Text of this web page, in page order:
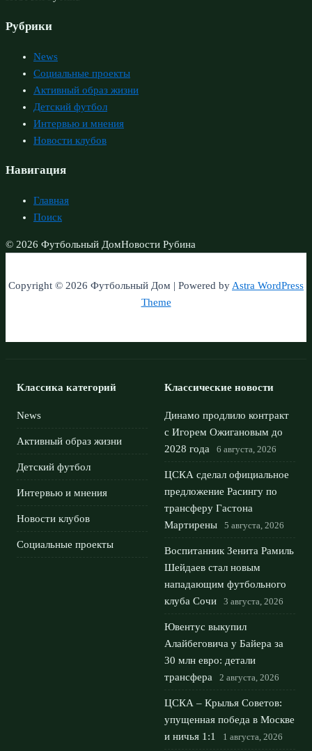
Рубрики
News
Социальные проекты
Активный образ жизни
Детский футбол
Интервью и мнения
Новости клубов
Навигация
Главная
Поиск
© 2026 Футбольный ДомНовости Рубина
Copyright © 2026 Футбольный Дом | Powered byAstra WordPress
Theme
Классика категорий
News
Активный образ жизни
Детский футбол
Интервью и мнения
Новости клубов
Социальные проекты
Классические новости
Динамо продлило контракт
с Игорем Ожигановым до
2028 года
6 августа, 2026
ЦСКА сделал официальное
предложение Расингу по
трансферу Гастона
Мартирены
5 августа, 2026
Воспитанник Зенита Рамиль
Шейдаев стал новым
нападающим футбольного
клуба Сочи
3 августа, 2026
Ювентус выкупил
Алайбеговича у Байера за
30 млн евро: детали
трансфера
2 августа, 2026
ЦСКА – Крылья Советов:
упущенная победа в Москве
и ничья 1:1
1 августа, 2026